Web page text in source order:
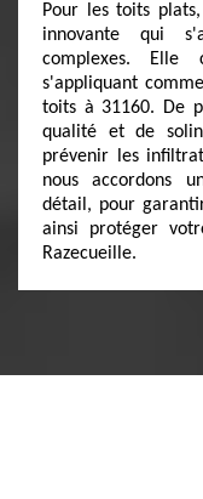
Pour les toits
innovante qui
complexes. Elle
s'appliquant
toits à 31160. De
qualité et de
prévenir les
nous accordons
détail, pour
ainsi protéger
Razecueille.